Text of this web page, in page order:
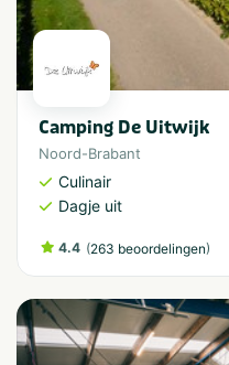
Camping De Uitwijk
Noord-Brabant
Culinair
Dagje uit
4.4 (263 beoordelingen)